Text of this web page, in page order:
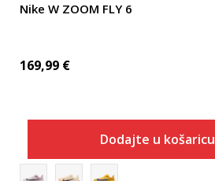
Nike W ZOOM FLY 6
169,99 €
Dodajte u košaricu